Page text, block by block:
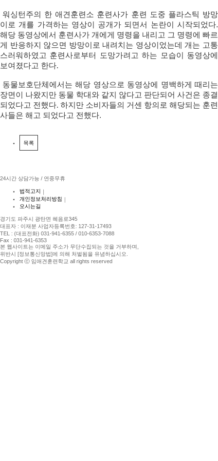
워싱턴주의 한 애견훈련소 훈련사가 훈련 도중 플라스틱 방망
이로 개를 가격하는 영상이 공개가 되면서 논란이 시작되었다.
해당 동영상에서 훈련사가 개에게 명령을 내리고 그 명령에 빠르
게 반응하지 않으면 방망이로 내려치는 영상이었는데 개는 고통
스러워하였고 훈련사로부터 도망가려고 하는 모습이 동영상에
보여졌다고 한다.
동물보호단체에서는 해당 영상으로 동영상에 명백하게 때리는
장면이 나왔지만 동물 학대와 같지 않다고 판단되어 사건은 종결
되었다고 전했다. 하지만 소비자들의 거센 항의로 해당되는 훈련
사들은 해고 되었다고 전했다.
목록
24시간 상담가능 / 연중무휴
법적고지 ｜
개인정보처리방침 ｜
오시는길
경기도 파주시 광탄면 혜음로345
대표자 : 이재분 사업자등록번호: 127-31-17493
TEL : (대표전화) 031-941-6355 / 010-6353-7088
Fax : 031-941-6353
본 웹사이트는 이메일 주소가 무단수집되는 것을 거부하며,
위반시 [정보통신망법]에 의해 처벌됨을 유념하십시오.
Copyright ⓒ 임애견훈련학교 all rights reserved